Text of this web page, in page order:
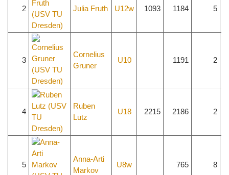
2 Julia Fruth U12w 1093 1184 5
3
Cornelius
Gruner
U10 1191 2
4
Ruben
Lutz
U18 2215 2186 2
5
Anna-Arti
Markov
U8w 765 8